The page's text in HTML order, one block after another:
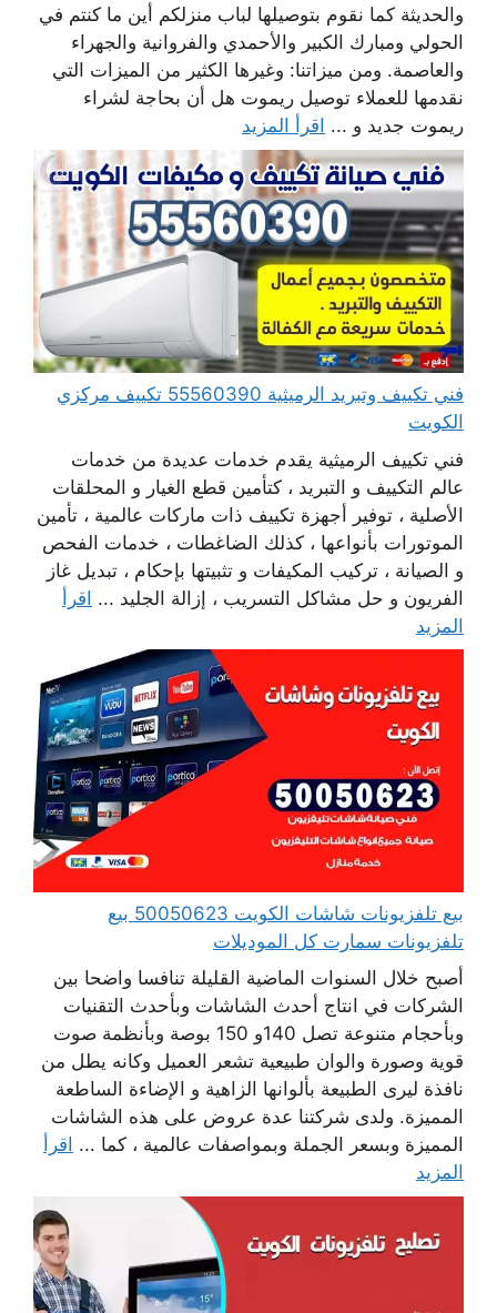
والحديثة كما نقوم بتوصيلها لباب منزلكم أين ما كنتم في
الحولي ومبارك الكبير والأحمدي والفروانية والجهراء
والعاصمة. ومن ميزاتنا: وغيرها الكثير من الميزات التي
نقدمها للعملاء توصيل ريموت هل أن بحاجة لشراء
ريموت جديد و ... اقرأ المزيد
فني تكييف وتبريد الرميثية 55560390 تكييف مركزي
الكويت
فني تكييف الرميثية يقدم خدمات عديدة من خدمات
عالم التكييف و التبريد ، كتأمين قطع الغيار و المحلقات
الأصلية ، توفير أجهزة تكييف ذات ماركات عالمية ، تأمين
الموتورات بأنواعها ، كذلك الضاغطات ، خدمات الفحص
و الصيانة ، تركيب المكيفات و تثبيتها بإحكام ، تبديل غاز
الفريون و حل مشاكل التسريب ، إزالة الجليد ... اقرأ
المزيد
بيع تلفزيونات شاشات الكويت 50050623 بيع
تلفزيونات سمارت كل الموديلات
أصبح خلال السنوات الماضية القليلة تنافسا واضحا بين
الشركات في انتاج أحدث الشاشات وبأحدث التقنيات
وبأحجام متنوعة تصل 140و 150 بوصة وبأنظمة صوت
قوية وصورة والوان طبيعية تشعر العميل وكانه يطل من
نافذة ليرى الطبيعة بألوانها الزاهية و الإضاءة الساطعة
المميزة. ولدى شركتنا عدة عروض على هذه الشاشات
المميزة وبسعر الجملة وبمواصفات عالمية ، كما ... اقرأ
المزيد